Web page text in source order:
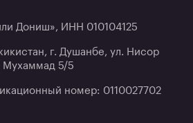
Дониш», ИНН 010104125
г. Душанбе, ул. Нисор
Мухаммад 5/5
номер: 0110027702